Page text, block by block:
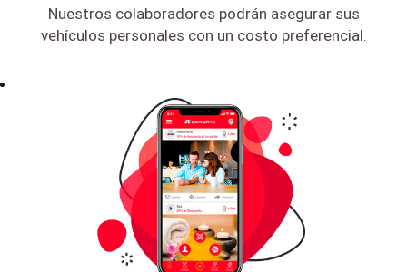
Nuestros colaboradores podrán asegurar sus
vehículos personales con un costo preferencial.